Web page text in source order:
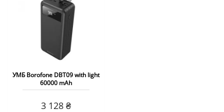
УМБ Borofone DBT09 with light
60000 mAh
3 128 ₴